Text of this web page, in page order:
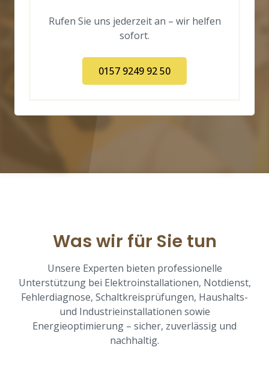
Rufen Sie uns jederzeit an – wir helfen
sofort.
0157 9249 92 50
Was wir für Sie tun
Unsere Experten bieten professionelle
Unterstützung bei Elektroinstallationen, Notdienst,
Fehlerdiagnose, Schaltkreisprüfungen, Haushalts-
und Industrieinstallationen sowie
Energieoptimierung – sicher, zuverlässig und
nachhaltig.